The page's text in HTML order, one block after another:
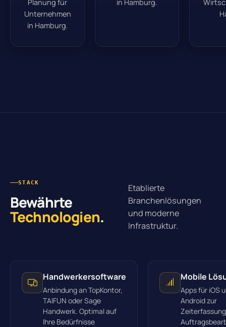
Planung für
Unternehmen
in Hamburg.
in Hamburg.
STACK
Bewährte
Technologien.
Etablierte
Branchenlösungen
und moderne
Infrastruktur.
Handwerkersoftware
Anbindung an TopKontor,
TAIFUN oder Sage
Handwerk. Optimal auf
Ihre Bedürfnisse
Mobile
Apps für iOS
Android zur